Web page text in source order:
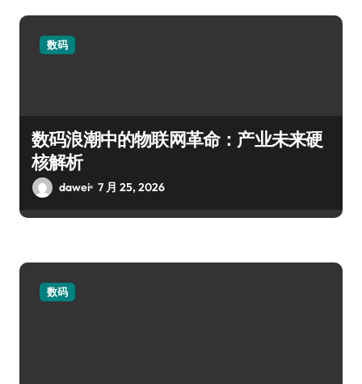
数码
数码浪潮中的物联网革命：产业未来硬
核解析
dawei 7 月 25, 2026
数码